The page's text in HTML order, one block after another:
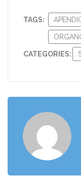
TAGS:
CATEGORIES: